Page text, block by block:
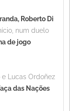
Roberto Di
num duelo
de jogo
Lucas Ordoñez
das Nações